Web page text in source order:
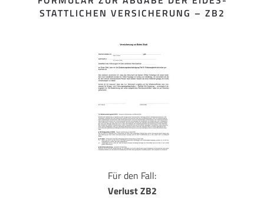
STATTLICHEN VERSICHERUNG – ZB2
Für den Fall:
Verlust ZB2